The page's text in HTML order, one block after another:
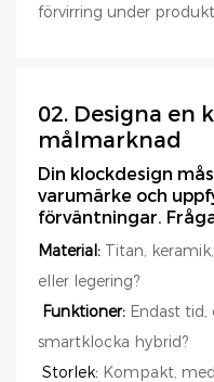
förvirring under
02. Designa en
målmarknad
Din klockdesign
varumärke och
förväntningar.
Material: Titan,
eller legering?
Funktioner: Endast
smartklocka hybrid?
Storlek: Kompakt,